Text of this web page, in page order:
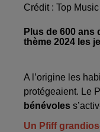
Crédit : Top
Plus de 600 ans
thème 2024 les
A l’origine les
protégeaient. Le
bénévoles
Un Pfiff